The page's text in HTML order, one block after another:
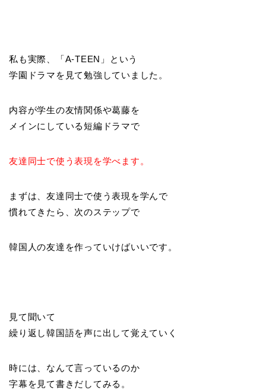
私も実際、「A-TEEN」という
学園ドラマを見て勉強していました。
内容が学生の友情関係や葛藤を
メインにしている短編ドラマで
友達同士で使う表現を学べます。
まずは、友達同士で使う表現を学んで
慣れてきたら、次のステップで
韓国人の友達を作っていけばいいです。
見て聞いて
繰り返し韓国語を声に出して覚えていく
時には、なんて言っているのか
字幕を見て書きだしてみる。